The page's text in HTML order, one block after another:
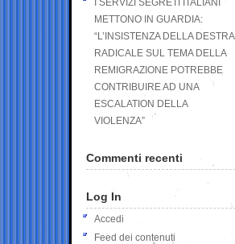
I SERVIZI SEGRETI ITALIANI
METTONO IN GUARDIA:
“L’INSISTENZA DELLA DESTRA
RADICALE SUL TEMA DELLA
REMIGRAZIONE POTREBBE
CONTRIBUIRE AD UNA
ESCALATION DELLA
VIOLENZA”
Commenti recenti
Log In
Accedi
Feed dei contenuti